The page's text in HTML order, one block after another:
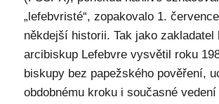
„lefebvristé“, zopakovalo 1.
někdejší historii. Tak jako zakladatel
arcibiskup Lefebvre vysvětil roku
biskupy bez papežského pověření,
obdobnému kroku i současné